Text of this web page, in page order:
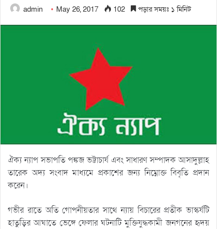
admin May 26, 2017 102 পড়ার সময়ঃ ১ মিনিট
ঐক্য ন্যাপ সভাপতি পঙ্কজ ভট্টাচার্য এবং সাধারণ সম্পাদক আসাদুল্লাহ
তারেক অদ্য সংবাদ মাধ্যমে প্রকাশের জন্য নিম্নোক্ত বিবৃতি প্রদান
করেন।
গভীর রাতে অতি গোপনীয়তার সাথে ন্যায় বিচারের প্রতীক ভাস্কর্যটি
হাতুড়ির আঘাতে ভেঙ্গে ফেলার ঘটনাটি মুক্তিযুদ্ধকামী জনগনের হৃদয়